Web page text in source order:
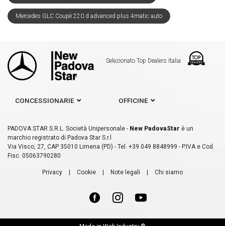
Mercedes GLC Coupè 220 d advanced plus 4matic auto
Selezionato Top Dealers Italia
CONCESSIONARIE OFFICINE
PADOVA STAR S.R.L. Società Unipersonale - New PadovaStar è un
marchio registrato di Padova Star S.r.l
Via Visco, 27, CAP 35010 Limena (PD) - Tel. +39 049 8848999 - P.IVA e Cod.
Fisc. 05063790280
Privacy | Cookie | Note legali | Chi siamo